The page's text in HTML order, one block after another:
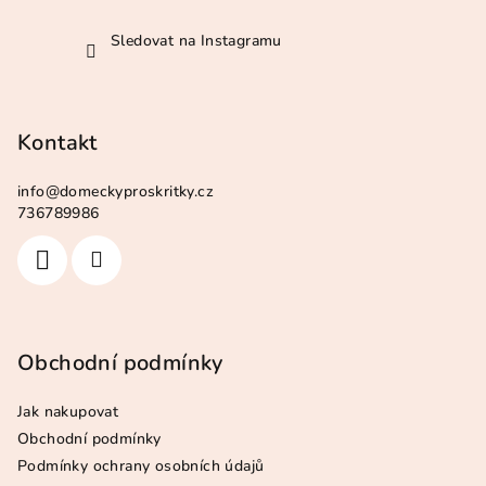
Sledovat na Instagramu
Kontakt
info@domeckyproskritky.cz
736789986
Obchodní podmínky
Jak nakupovat
Obchodní podmínky
Podmínky ochrany osobních údajů